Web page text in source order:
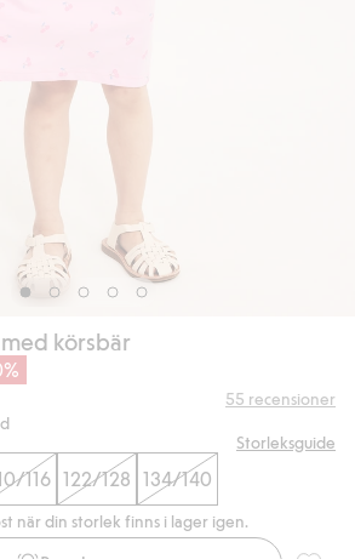
körsbär
55 recensioner
Storleksguide
116 122/128 134/140
när din storlek finns i lager igen.